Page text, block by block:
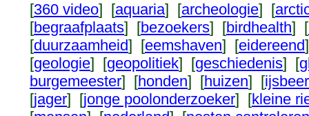
[360 video] [aquaria] [archeologie] [
[begraafplaats] [bezoekers] [birdhealth] [
[duurzaamheid] [eemshaven] [eidereend
[geologie] [geopolitiek] [geschiedenis] [
burgemeester] [honden] [huizen] [ijsbeer
[jager] [jonge poolonderzoeker] [kleine